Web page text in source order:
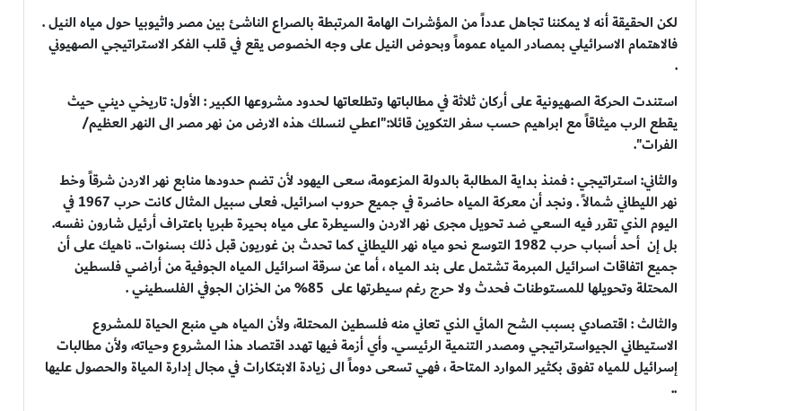
لكن الحقيقة أنه لا يمكننا تجاهل عدداً من المؤشرات الهامة المرتبطة بالصراع الناشئ بين مصر واثيوبيا حول مياه النيل .
فالاهتمام الاسرائيلي بمصادر المياه عموماً وبحوض النيل على وجه الخصوص يقع في قلب الفكر الاستراتيجي الصهيوني
.
استندت الحركة الصهيونية على أركان ثلاثة في مطالباتها وتطلعاتها لحدود مشروعها الكبير : الأول: تاريخي ديني حيث
يقطع الرب ميثاقاً مع ابراهيم حسب سفر التكوين قائلا:"اعطي لنسلك هذه الارض من نهر مصر الى النهر العظيم/
الفرات".
والثاني: استراتيجي : فمنذ بداية المطالبة بالدولة المزعومة، سعى اليهود لأن تضم حدودها منابع نهر الاردن شرقاً وخط
نهر الليطاني شمالاً . ونجد أن معركة المياه حاضرة في جميع حروب اسرائيل. فعلى سبيل المثال كانت حرب 1967 في
اليوم الذي تقرر فيه السعي ضد تحويل مجرى نهر الاردن والسيطرة على مياه بحيرة طبريا باعتراف أرئيل شارون نفسه.
بل إن أحد أسباب حرب 1982 التوسع نحو مياه نهر الليطاني كما تحدث بن غوريون قبل ذلك بسنوات.. ناهيك على أن
جميع اتفاقات اسرائيل المبرمة تشتمل على بند المياه ، أما عن سرقة اسرائيل المياه الجوفية من أراضي فلسطين
المحتلة وتحويلها للمستوطنات فحدث ولا حرج رغم سيطرتها على 85% من الخزان الجوفي الفلسطيني .
والثالث : اقتصادي بسبب الشح المائي الذي تعاني منه فلسطين المحتلة، ولأن المياه هي منبع الحياة للمشروع
الاستيطاني الجيواستراتيجي ومصدر التنمية الرئيسي. وأي أزمة فيها تهدد اقتصاد هذا المشروع وحياته، ولأن مطالبات
إسرائيل للمياه تفوق بكثير الموارد المتاحة ، فهي تسعى دوماً الى زيادة الابتكارات في مجال إدارة المياة والحصول عليها
..